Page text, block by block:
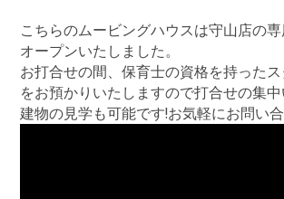
こちらのムービングハウスは守山店の
オープンいたしました。
お打合せの間、保育士の資格を持った
をお預かりいたしますので打合せの集
建物の見学も可能です!お気軽にお問い